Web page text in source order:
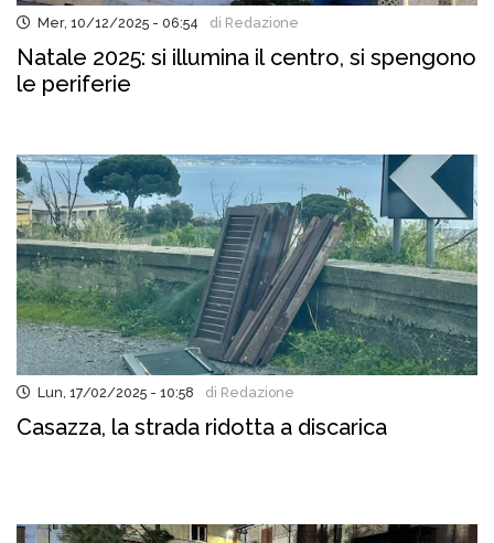
Mer, 10/12/2025 - 06:54 di Redazione
Natale 2025: si illumina il centro, si spengono
le periferie
Lun, 17/02/2025 - 10:58 di Redazione
Casazza, la strada ridotta a discarica